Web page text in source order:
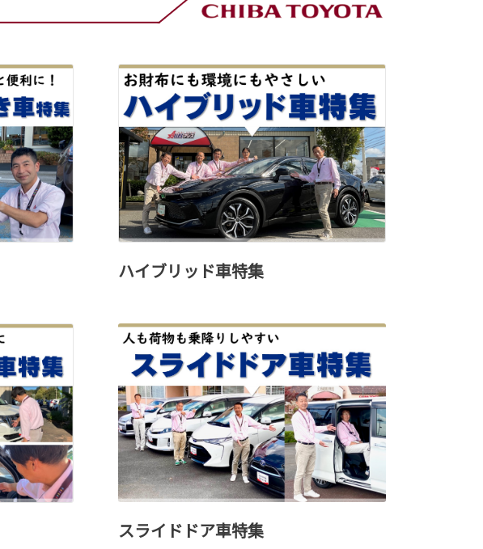
ハイブリッド車特集
スライドドア車特集